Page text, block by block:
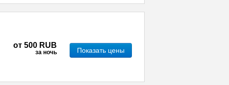
от 500 RUB
за ночь Показать цены